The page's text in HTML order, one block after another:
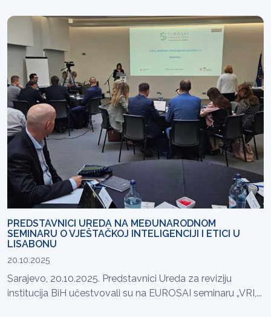
PREDSTAVNICI UREDA NA MEĐUNARODNOM
SEMINARU O VJEŠTAČKOJ INTELIGENCIJI I ETICI U
LISABONU
20.10.2025
Sarajevo, 20.10.2025. Predstavnici Ureda za reviziju
institucija BiH učestvovali su na EUROSAI seminaru „VRI,...